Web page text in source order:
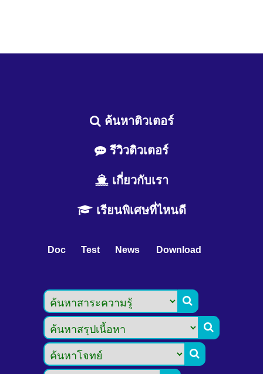
ค้นหาติวเตอร์
รีวิวติวเตอร์
เกี่ยวกับเรา
เรียนพิเศษที่ไหนดี
Doc Test News Download


